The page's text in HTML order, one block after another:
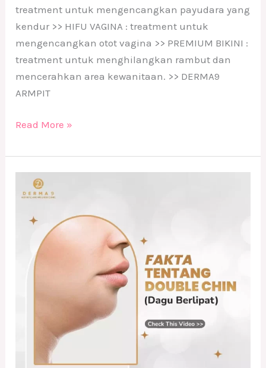
treatment untuk mengencangkan payudara yang
kendur >> HIFU VAGINA : treatment untuk
mengencangkan otot vagina >> PREMIUM BIKINI :
treatment untuk menghilangkan rambut dan
mencerahkan area kewanitaan. >> DERMA9
ARMPIT
Read More »
Double
Chin
Insecure